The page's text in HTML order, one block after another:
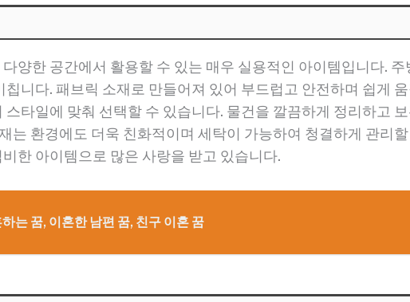
양한 공간에서 활용할 수 있는 매우 실용적인 아이템입니다.
칩니다. 패브릭 소재로 만들어져 있어 부드럽고 안전하며 쉽게
스타일에 맞춰 선택할 수 있습니다. 물건을 깔끔하게 정리하고
는 환경에도 더욱 친화적이며 세탁이 가능하여 청결하게 관리
한 아이템으로 많은 사랑을 받고 있습니다.
는 꿈, 이혼한 남편 꿈, 친구 이혼 꿈